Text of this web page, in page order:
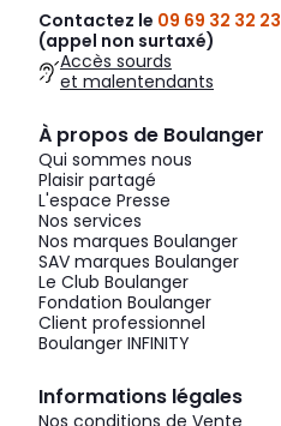
Contactez le 09 69 32 32 23
(appel non surtaxé)
Accès sourds
et malentendants
À propos de Boulanger
Qui sommes nous
Plaisir partagé
L'espace Presse
Nos services
Nos marques Boulanger
SAV marques Boulanger
Le Club Boulanger
Fondation Boulanger
Client professionnel
Boulanger INFINITY
Informations légales